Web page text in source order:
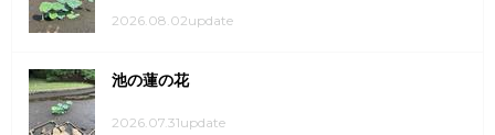
2026.08.02update
池の蓮の花
2026.07.31update